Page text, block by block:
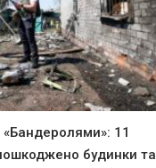
11
будинки та